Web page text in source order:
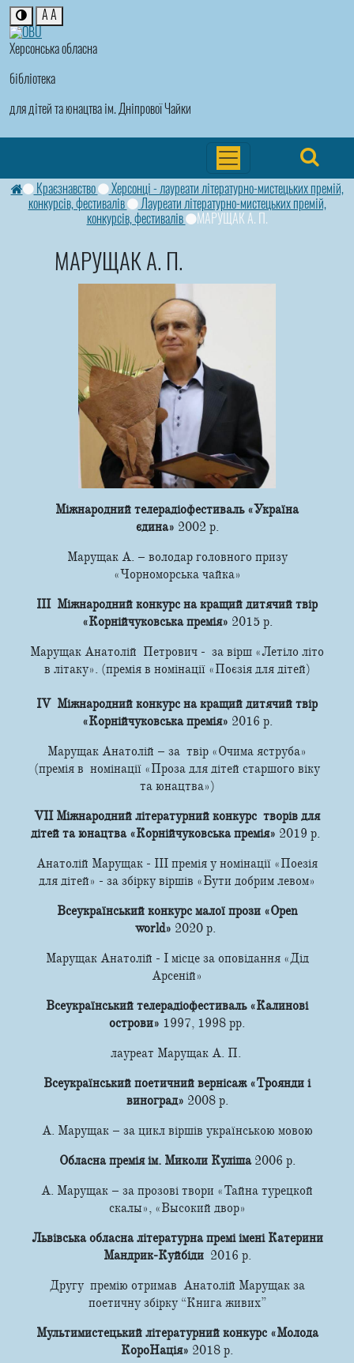
Херсонська обласна
бібліотека
для дітей та юнацтва ім. Дніпрової Чайки
A A
Краєзнавство
Херсонці - лауреати літературно-мистецьких премій,
конкурсів, фестивалів
Лауреати літературно-мистецьких премій,
конкурсів, фестивалів
МАРУЩАК А. П.
МАРУЩАК А. П.
Міжнародний телерадіофестиваль «Україна
єдина» 2002 р.
Марущак А. – володар головного призу
«Чорноморська чайка»
ІІІ Міжнародний конкурс на кращий дитячий твір
«Корнійчуковська премія» 2015 р.
Марущак Анатолій Петрович - за вірш «Летіло літо
в літаку». (премія в номінації «Поєзія для дітей)
ІV Міжнародний конкурс на кращий дитячий твір
«Корнійчуковська премія» 2016 р.
Марущак Анатолій – за твір «Очима яструба»
(премія в номінації «Проза для дітей старшого віку
та юнацтва»)
VII Міжнародний літературний конкурс творів для
дітей та юнацтва «Корнійчуковська премія» 2019 р.
Анатолій Марущак - ІІІ премія у номінації «Поезія
для дітей» - за збірку віршів «Бути добрим левом»
Всеукраїнський конкурс малої прози «Open
world» 2020 р.
Марущак Анатолій - І місце за оповідання «Дід
Арсеній»
Всеукраїнський телерадіофестиваль «Калинові
острови» 1997, 1998 рр.
лауреат Марущак А. П.
Всеукраїнський поетичний вернісаж «Троянди і
виноград» 2008 р.
А. Марущак – за цикл віршів українською мовою
Обласна премія ім. Миколи Куліша 2006 р.
А. Марущак – за прозові твори «Тайна турецкой
скалы», «Высокий двор»
Львівська обласна літературна премі імені Катерини
Мандрик-Куйбіди 2016 р.
Другу премію отримав Анатолій Марущак за
поетичну збірку “Книга живих”
Мультимистецький літературний конкурс «Молода
КороНація» 2018 р.